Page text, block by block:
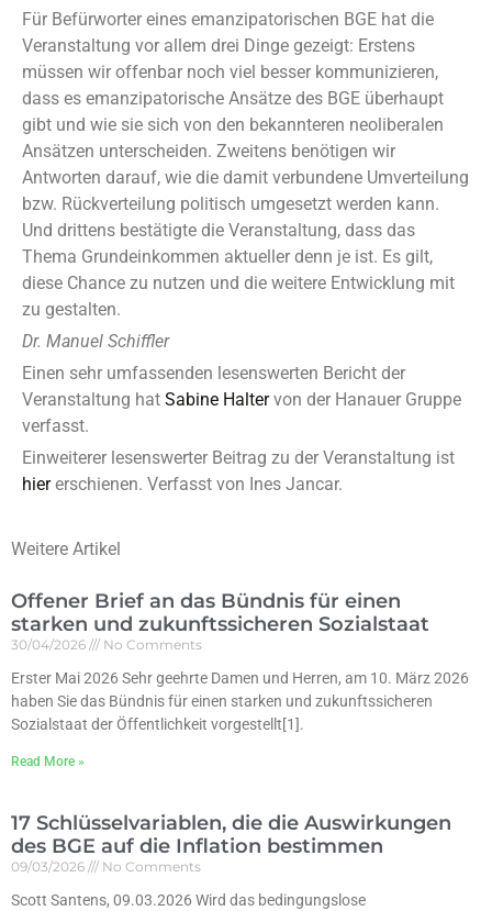
Für Befürworter eines emanzipatorischen BGE hat die
Veranstaltung vor allem drei Dinge gezeigt: Erstens
müssen wir offenbar noch viel besser kommunizieren,
dass es emanzipatorische Ansätze des BGE überhaupt
gibt und wie sie sich von den bekannteren neoliberalen
Ansätzen unterscheiden. Zweitens benötigen wir
Antworten darauf, wie die damit verbundene Umverteilung
bzw. Rückverteilung politisch umgesetzt werden kann.
Und drittens bestätigte die Veranstaltung, dass das
Thema Grundeinkommen aktueller denn je ist. Es gilt,
diese Chance zu nutzen und die weitere Entwicklung mit
zu gestalten.
Dr. Manuel Schiffler
Einen sehr umfassenden lesenswerten Bericht der
Veranstaltung hat Sabine Haltervon der Hanauer Gruppe
verfasst.
Einweiterer lesenswerter Beitrag zu der Veranstaltung ist
hiererschienen. Verfasst von Ines Jancar.
Weitere Artikel
Offener Brief an das Bündnis für einen
starken und zukunftssicheren Sozialstaat
30/04/2026 No Comments
Erster Mai 2026 Sehr geehrte Damen und Herren, am 10. März 2026
haben Sie das Bündnis für einen starken und zukunftssicheren
Sozialstaat der Öffentlichkeit vorgestellt[1].
Read More »
17 Schlüsselvariablen, die die Auswirkungen
des BGE auf die Inflation bestimmen
09/03/2026 No Comments
Scott Santens, 09.03.2026 Wird das bedingungslose